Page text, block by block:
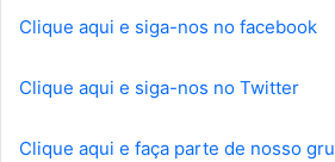
Clique aqui e siga-nos no facebook
Clique aqui e siga-nos no Twitter
Clique aqui e faça parte de nosso